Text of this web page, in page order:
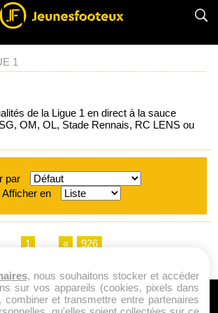
1
de la Ligue 1 en direct à la sauce
OM, OL, Stade Rennais, RC LENS ou
par
Afficher en
1 « 926
A PROPOS
, nous souhaitons stocker et accéder
sur vos appareils (cookies, pixels dans
combiner et transmettre entre partenaires